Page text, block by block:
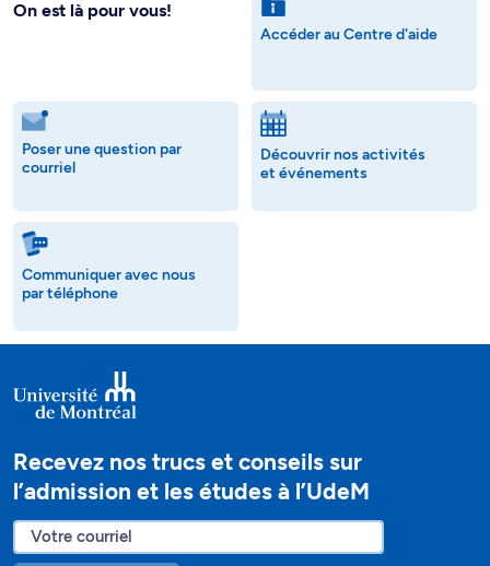
On est là pour vous!
Accéder au Centre d'aide
Poser une question par
courriel
Découvrir nos activités
et événements
Communiquer avec nous
par téléphone
Recevez nos trucs et conseils sur
l’admission et les études à l’UdeM